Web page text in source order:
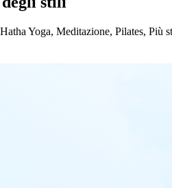
Yoga, Meditazione, Pilates,